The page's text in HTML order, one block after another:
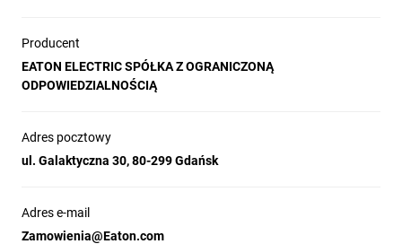
Producent
EATON ELECTRIC SPÓŁKA Z OGRANICZONĄ
ODPOWIEDZIALNOŚCIĄ
Adres pocztowy
ul. Galaktyczna 30, 80-299 Gdańsk
Adres e-mail
Zamowienia@Eaton.com